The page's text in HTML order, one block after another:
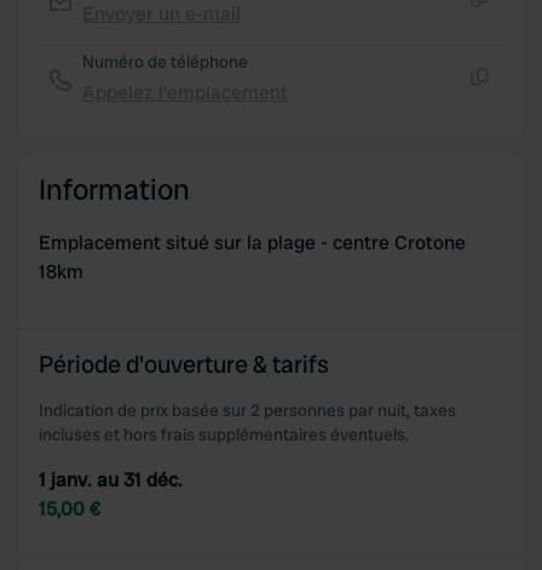
Numéro de téléphone
Information
Emplacement situé sur la plage - centre Crotone
18km
Période d'ouverture & tarifs
Indication de prix basée sur 2 personnes par nuit, taxes
incluses et hors frais supplémentaires éventuels.
1 janv. au 31 déc.
15,00 €